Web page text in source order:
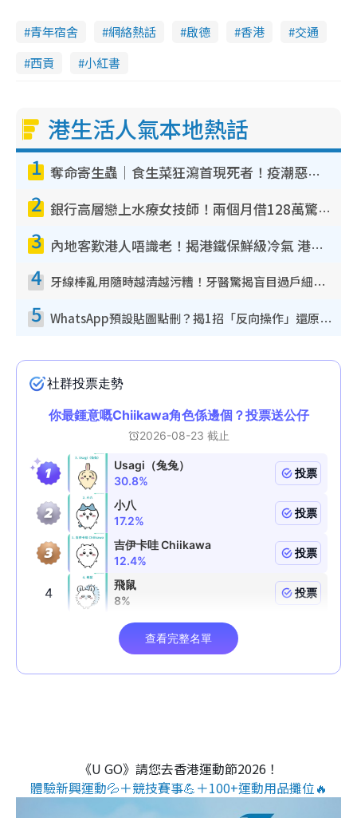
青年宿舍 網絡熱話 啟德 香港
交通
西貢
小紅書
港生活人氣本地熱話
1 奪命寄生蟲｜食生菜狂瀉首現死者！疫潮惡化錄1.8萬宗病例 揭洗菜3大謬誤
2 銀行高層戀上水療女技師！兩個月借128萬驚覺「沉船」沉落火海 揭背後疑似邪教操控賣淫
3 內地客歎港人唔識老！揭港鐵保鮮級冷氣 港人求放過：咪投訴
4 牙線棒亂用隨時越清越污糟！牙醫驚揭盲目過戶細菌恐致蛀牙：呢種先係日常真保養
5 WhatsApp預設貼圖點刪？揭1招「反向操作」還原簡潔介面 附3步實測教學
《U GO》請您去香港運動節2026！
體驗新興運動💦＋競技賽事💪＋100+運動用品攤位🔥